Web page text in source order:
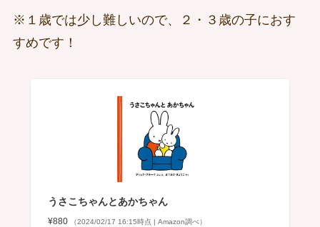
※１歳では少し難しいので、２・３歳の子におす
すめです！
うさこちゃんとあかちゃん
¥880 （2024/02/17 16:15時点 | Amazon調べ）